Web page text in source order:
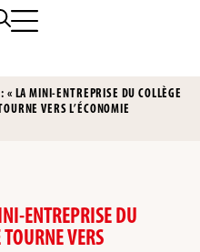
« LA MINI-ENTREPRISE DU COLLÈGE
VERS L’ÉCONOMIE
ENTREPRISE DU
VERS